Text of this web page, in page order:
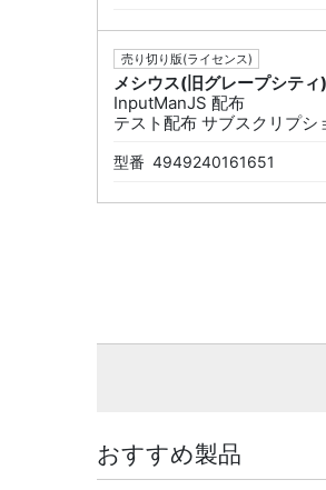
売り切り版(ライセンス)
メシウス(旧グレープシティ)
InputManJS 配布
テスト配布 サブスクリプシ
型番 4949240161651
おすすめ製品